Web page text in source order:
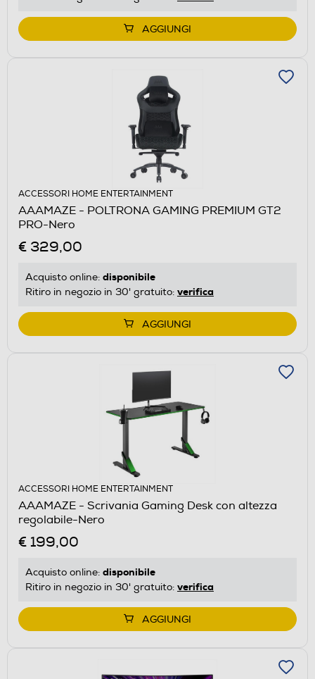
AGGIUNGI
ACCESSORI HOME ENTERTAINMENT
AAAMAZE - POLTRONA GAMING PREMIUM GT2
PRO-Nero
€ 329,00
Acquisto online: disponibile
Ritiro in negozio in 30' gratuito: verifica
AGGIUNGI
ACCESSORI HOME ENTERTAINMENT
AAAMAZE - Scrivania Gaming Desk con altezza
regolabile-Nero
€ 199,00
Acquisto online: disponibile
Ritiro in negozio in 30' gratuito: verifica
AGGIUNGI